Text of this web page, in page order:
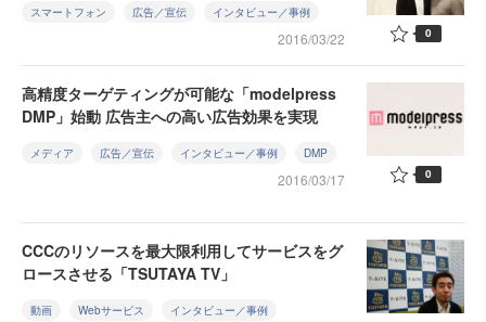
スマートフォン 広告／宣伝 インタビュー／事例
2016/03/22 0
高精度ターゲティングが可能な「modelpress
DMP」始動 広告主への高い広告効果を実現
メディア 広告／宣伝 インタビュー／事例 DMP
2016/03/17 0
CCCのリソースを最大限利用してサービスをグ
ロースさせる「TSUTAYA TV」
動画 Webサービス インタビュー／事例